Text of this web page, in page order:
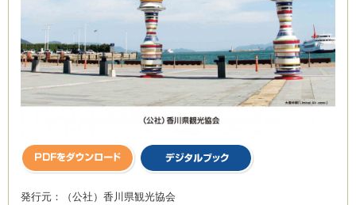
発行元：（公社）香川県観光協会